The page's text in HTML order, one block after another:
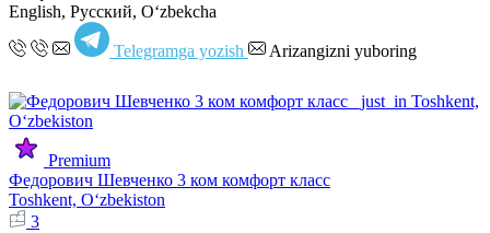
English, Русский, Oʻzbekcha
Telegramga yozish Arizangizni yuboring
Premium
Федорович Шевченко 3 ком комфорт класс
Toshkent, Oʻzbekiston
3